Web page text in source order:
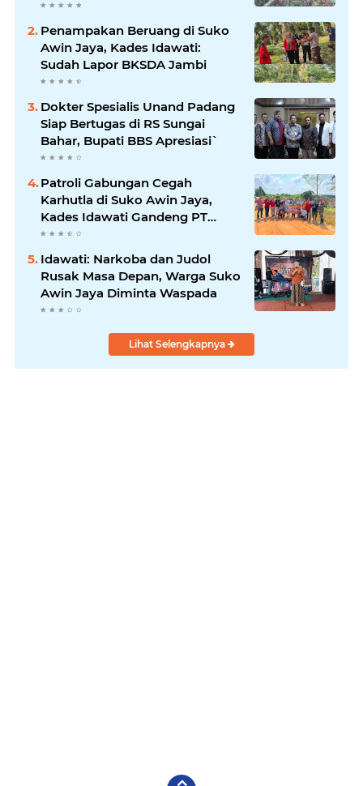
Penampakan Beruang di Suko
Awin Jaya, Kades Idawati:
Sudah Lapor BKSDA Jambi
Dokter Spesialis Unand Padang
Siap Bertugas di RS Sungai
Bahar, Bupati BBS Apresiasi`
Patroli Gabungan Cegah
Karhutla di Suko Awin Jaya,
Kades Idawati Gandeng PT
BBB-S, TNI dan BPD
Idawati: Narkoba dan Judol
Rusak Masa Depan, Warga Suko
Awin Jaya Diminta Waspada
Lihat Selengkapnya